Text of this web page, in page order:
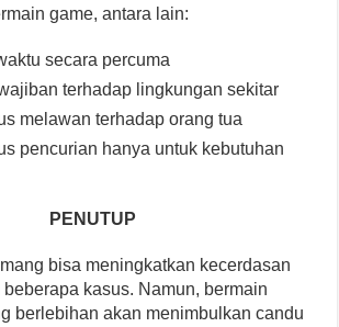
game, antara lain:
secara percuma
terhadap lingkungan sekitar
melawan terhadap orang tua
pencurian hanya untuk kebutuhan
PENUTUP
bisa meningkatkan kecerdasan
kasus. Namun, bermain
berlebihan akan menimbulkan candu